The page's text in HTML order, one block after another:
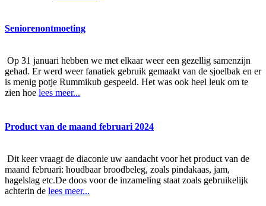
Seniorenontmoeting
Op 31 januari hebben we met elkaar weer een gezellig samenzijn
gehad. Er werd weer fanatiek gebruik gemaakt van de sjoelbak en er
is menig potje Rummikub gespeeld. Het was ook heel leuk om te
zien hoe lees meer...
Product van de maand februari 2024
Dit keer vraagt de diaconie uw aandacht voor het product van de
maand februari: houdbaar broodbeleg, zoals pindakaas, jam,
hagelslag etc.De doos voor de inzameling staat zoals gebruikelijk
achterin de lees meer...